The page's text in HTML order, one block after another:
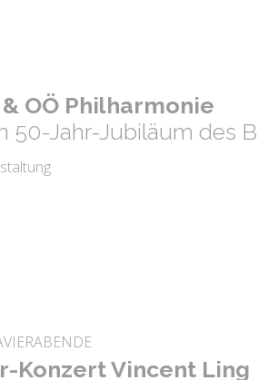
OÖ Phil­har­mo­nie
50-Jahr-Jubiläum des
Kon­zert Vin­cent Ling